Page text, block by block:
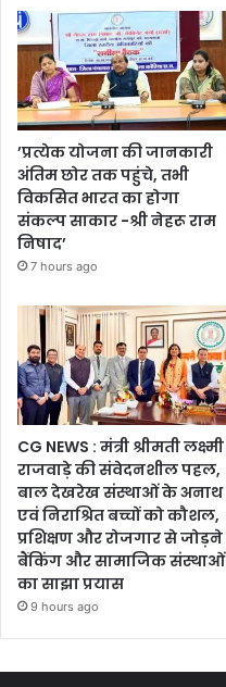
’प्रत्येक योजना की जानकारी
अंतिम छोर तक पहुंचे, तभी
विकसित भारत का होगा
संकल्प साकार -श्री नेहरू राम
निषाद’
7 hours ago
CG NEWS : मंत्री श्रीमती लक्ष्मी
राजवाड़े की संवेदनशील पहल,
बाल देखरेख संस्थाओं के अनाथ
एवं निराश्रित बच्चों को कौशल,
प्रशिक्षण और रोजगार से जोड़ने
बैंकिंग और सामाजिक संस्थाओं
का साझा प्रयास
9 hours ago